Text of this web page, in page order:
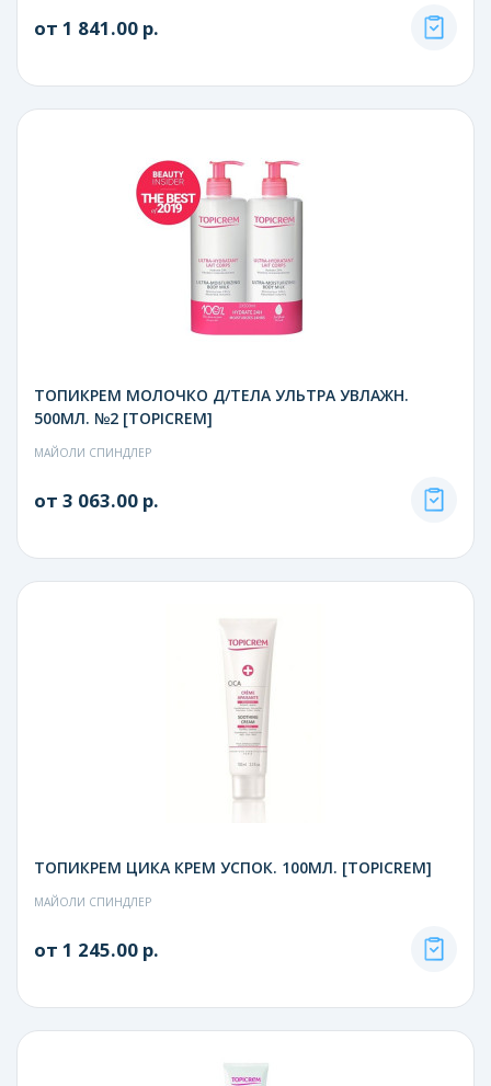
от 1 841.00 р.
ТОПИКРЕМ МОЛОЧКО Д/ТЕЛА УЛЬТРА УВЛАЖН.
500МЛ. №2 [TOPICREM]
МАЙОЛИ СПИНДЛЕР
от 3 063.00 р.
ТОПИКРЕМ ЦИКА КРЕМ УСПОК. 100МЛ. [TOPICREM]
МАЙОЛИ СПИНДЛЕР
от 1 245.00 р.